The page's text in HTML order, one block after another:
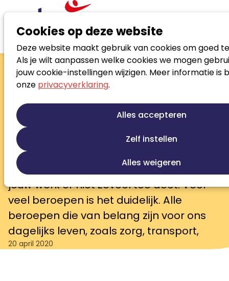
Cookies op deze website
Deze website maakt gebruik van cookies om goed
Als je wilt aanpassen welke cookies we mogen
jouw cookie-instellingen wijzigen. Meer informatie is
onze privacyverklaring.
Alles accepteren
Zelf instellen
Alles weigeren
Nieuws Is loopbaanbegeleiding vitaal werk?
Is loopbaanbegeleiding
vitaal werk?
Een maand geleden leerden we het
begrip
kennen en veel
mensen vroegen zich af hoe vitaal hun
werk eigenlijk is. Het kan best
ontluisterend zijn om te ontdekken dat
jouw werk er niet zoveel toe doet. Voor
veel beroepen is het duidelijk. Alle
beroepen die van belang zijn voor ons
dagelijks leven, zoals zorg, transport,
20 april 2020